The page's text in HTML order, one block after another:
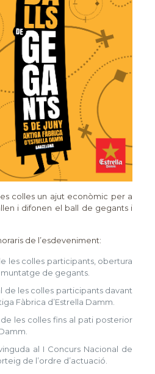
colles un ajut econòmic per a
i difonen el ball de gegants i
de l’esdeveniment:
les colles participants, obertura
de gegants.
de les colles participants davant
Fàbrica d’Estrella Damm.
de les colles fins al pati posterior
al I Concurs Nacional de
de l’ordre d’actuació.